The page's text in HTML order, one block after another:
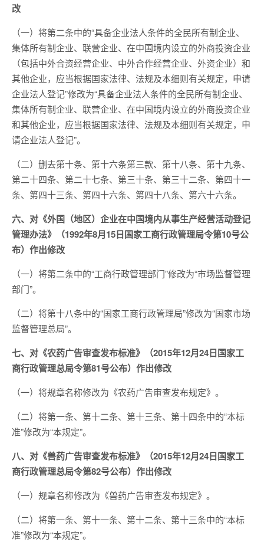
改
（一）将第二条中的“具备企业法人条件的全民所有制企业、
集体所有制企业、联营企业、在中国境内设立的外商投资企业
（包括中外合资经营企业、中外合作经营企业、外资企业）和
其他企业，应当根据国家法律、法规及本细则有关规定，申请
企业法人登记”修改为“具备企业法人条件的全民所有制企业、
集体所有制企业、联营企业、在中国境内设立的外商投资企业
和其他企业，应当根据国家法律、法规及本细则有关规定，申
请企业法人登记”。
（二）删去第十条、第十六条第三款、第十八条、第十九条、
第二十四条、第二十七条、第三十条、第三十二条、第四十一
条、第四十三条、第四十六条、第四十八条、第六十六条。
六、对《外国（地区）企业在中国境内从事生产经营活动登记
管理办法》（1992年8月15日国家工商行政管理局令第10号公
布）作出修改
（一）将第二条中的“工商行政管理部门”修改为“市场监督管理
部门”。
（二）将第十八条中的“国家工商行政管理局”修改为“国家市场
监督管理总局”。
七、对《农药广告审查发布标准》（2015年12月24日国家工
商行政管理总局令第81号公布）作出修改
（一）将规章名称修改为《农药广告审查发布规定》。
（二）将第一条、第十二条、第十三条、第十四条中的“本标
准”修改为“本规定”。
八、对《兽药广告审查发布标准》（2015年12月24日国家工
商行政管理总局令第82号公布）作出修改
（一）规章名称修改为《兽药广告审查发布规定》。
（二）将第一条、第十一条、第十二条、第十三条中的“本标
准”修改为“本规定”。